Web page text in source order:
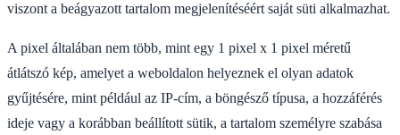
viszont a beágyazott tartalom megjelenítéséért saját süti alkalmazhat.
A pixel általában nem több, mint egy 1 pixel x 1 pixel méretű
átlátszó kép, amelyet a weboldalon helyeznek el olyan adatok
gyűjtésére, mint például az IP-cím, a böngésző típusa, a hozzáférés
ideje vagy a korábban beállított sütik, a tartalom személyre szabása